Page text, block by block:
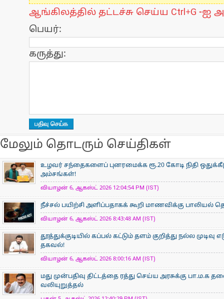
ஆங்கிலத்தில் தட்டச்சு செய்ய Ctrl+G -ஐ
பெயர்:
கருத்து:
மேலும் தொடரும் செய்திகள்
உழவர் சந்தைகளைப் புனரமைக்க ரூ.20 கோடி நிதி
அம்சங்கள்!
வியாழன் 6, ஆகஸ்ட் 2026 12:04:54 PM (IST)
நீச்சல் பயிற்சி அளிப்பதாகக் கூறி மாணவிக்கு
வியாழன் 6, ஆகஸ்ட் 2026 8:43:48 AM (IST)
தூத்துக்குடியில் கப்பல் கட்டும் தளம் குறித்து நல்ல
தகவல்!
வியாழன் 6, ஆகஸ்ட் 2026 8:00:16 AM (IST)
மது முன்பதிவு திட்டத்தை ரத்து செய்ய‌ அரசுக்கு
வலியுறுத்தல்